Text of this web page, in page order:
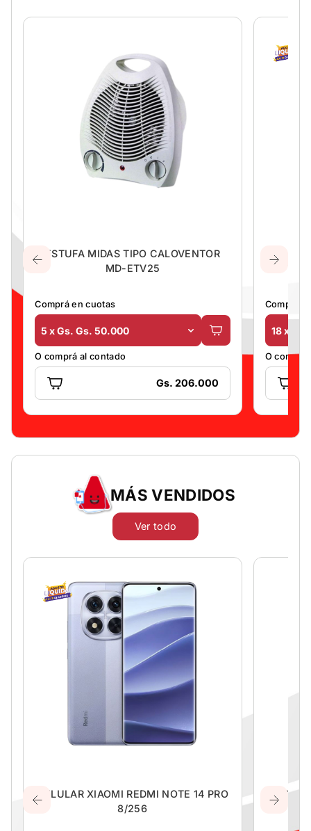
ESTUFA MIDAS TIPO CALOVENTOR
MD-ETV25
Comprá en cuotas
5 x Gs. Gs. 50.000
O comprá al contado
Gs. 206.000
Comprá
18 x
O comprá
MÁS VENDIDOS
Ver todo
CELULAR XIAOMI REDMI NOTE 14 PRO
8/256